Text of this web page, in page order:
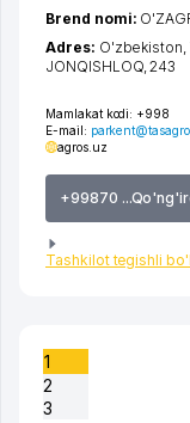
Mamlakat kodi: +998
E-mail:
agros.uz
+99870
Tashkilot tegishli
Brend nomi:
Adres: O'zbekiston,
JONQISHLOQ, 243
1
2
3